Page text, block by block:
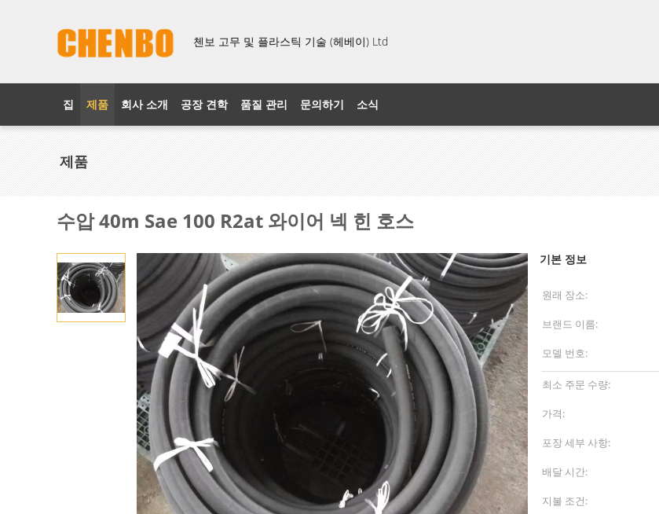
첸보 고무 및 플라스틱 기술 (헤베이) Ltd
집 제품 회사 소개 공장 견학 품질 관리 문의하기 소식
제품
수압 40m Sae 100 R2at 와이어 넥 힌 호스
기본 정보
원래 장소:
브랜드 이름:
모델 번호:
최소 주문 수량:
가격:
포장 세부 사항:
배달 시간:
지불 조건: